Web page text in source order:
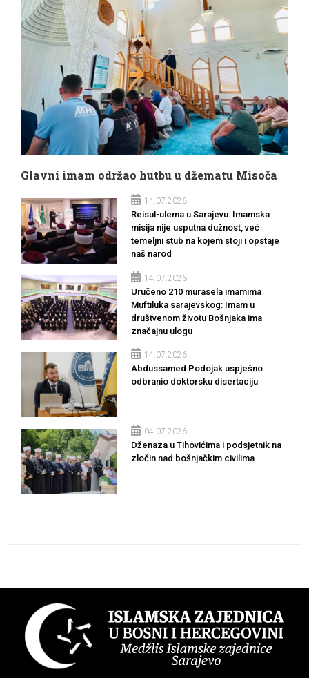
Glavni imam održao hutbu u džematu Misoča
14.07.2026
Reisul-ulema u Sarajevu: Imamska
misija nije usputna dužnost, već
temeljni stub na kojem stoji i opstaje
naš narod
14.07.2026
Uručeno 210 murasela imamima
Muftiluka sarajevskog: Imam u
društvenom životu Bošnjaka ima
značajnu ulogu
14.07.2026
Abdussamed Podojak uspješno
odbranio doktorsku disertaciju
04.07.2026
Dženaza u Tihovićima i podsjetnik na
zločin nad bošnjačkim civilima